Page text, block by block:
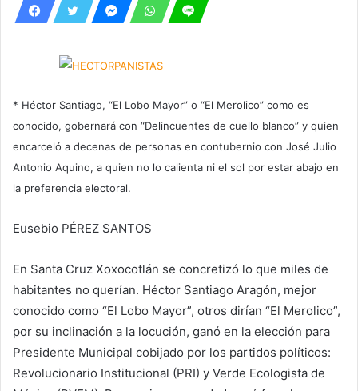
* Héctor Santiago, “El Lobo Mayor” o “El Merolico” como es
conocido, gobernará con “Delincuentes de cuello blanco” y quien
encarceló a decenas de personas en contubernio con José Julio
Antonio Aquino, a quien no lo calienta ni el sol por estar abajo en
la preferencia electoral.
Eusebio PÉREZ SANTOS
En Santa Cruz Xoxocotlán se concretizó lo que miles de
habitantes no querían. Héctor Santiago Aragón, mejor
conocido como “El Lobo Mayor”, otros dirían “El Merolico”,
por su inclinación a la locución, ganó en la elección para
Presidente Municipal cobijado por los partidos políticos:
Revolucionario Institucional (PRI) y Verde Ecologista de